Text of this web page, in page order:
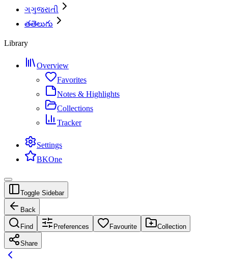
ગગુજરાતી
తతెలుగు
Library
Overview
Favorites
Notes & Highlights
Collections
Tracker
Settings
BKOne
Toggle Sidebar
Back
Find Preferences Favourite Collection
Share